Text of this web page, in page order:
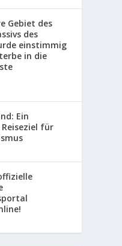
Gebiet des
des
einstimmig
in die
Ein
für